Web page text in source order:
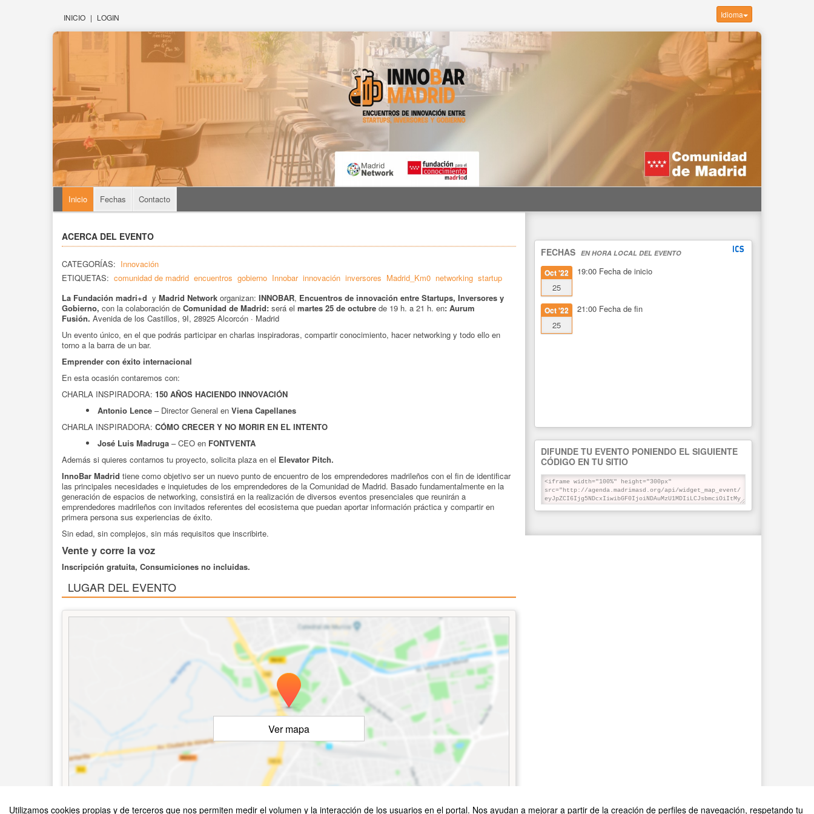
Utilizamos cookies propias y de terceros que nos permiten medir el volumen y la interacción de los usuarios en el portal. Nos ayudan a mejorar a partir de la creación de perfiles de navegación, respetando tu
INICIO | LOGIN Idioma
Inicio Fechas Contacto
ACERCA DEL EVENTO
CATEGORÍAS: Innovación
ETIQUETAS: comunidad de madrid encuentros gobierno Innobar innovación inversores Madrid_Km0 networking startup
La Fundación madri+d y Madrid Network organizan: INNOBAR, Encuentros de innovación entre Startups, Inversores y
Gobierno, con la colaboración de Comunidad de Madrid: será el martes 25 de octubre de 19 h. a 21 h. en: Aurum
Fusión. Avenida de los Castillos, 9I, 28925 Alcorcón · Madrid
Un evento único, en el que podrás participar en charlas inspiradoras, compartir conocimiento, hacer networking y todo ello en
torno a la barra de un bar.
Emprender con éxito internacional
En esta ocasión contaremos con:
CHARLA INSPIRADORA: 150 AÑOS HACIENDO INNOVACIÓN
Antonio Lence – Director General en Viena Capellanes
CHARLA INSPIRADORA: CÓMO CRECER Y NO MORIR EN EL INTENTO
José Luis Madruga – CEO en FONTVENTA
Además si quieres contarnos tu proyecto, solicita plaza en el Elevator Pitch.
InnoBar Madrid tiene como objetivo ser un nuevo punto de encuentro de los emprendedores madrileños con el fin de identificar
las principales necesidades e inquietudes de los emprendedores de la Comunidad de Madrid. Basado fundamentalmente en la
generación de espacios de networking, consistirá en la realización de diversos eventos presenciales que reunirán a
emprendedores madrileños con invitados referentes del ecosistema que puedan aportar información práctica y compartir en
primera persona sus experiencias de éxito.
Sin edad, sin complejos, sin más requisitos que inscribirte.
Vente y corre la voz
Inscripción gratuita, Consumiciones no incluidas.
LUGAR DEL EVENTO
Ver mapa
FECHAS EN HORA LOCAL DEL EVENTO
Oct '22
25
19:00 Fecha de inicio
Oct '22
25
21:00 Fecha de fin
DIFUNDE TU EVENTO PONIENDO EL SIGUIENTE
CÓDIGO EN TU SITIO